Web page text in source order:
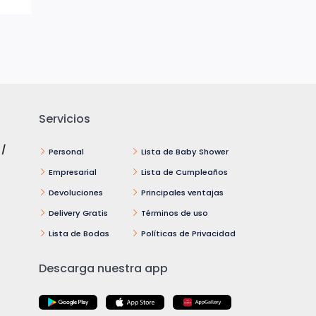
/
Servicios
Personal
Empresarial
Devoluciones
Delivery Gratis
Lista de Bodas
Lista de Baby Shower
Lista de Cumpleaños
Principales ventajas
Términos de uso
Políticas de Privacidad
Descarga nuestra app